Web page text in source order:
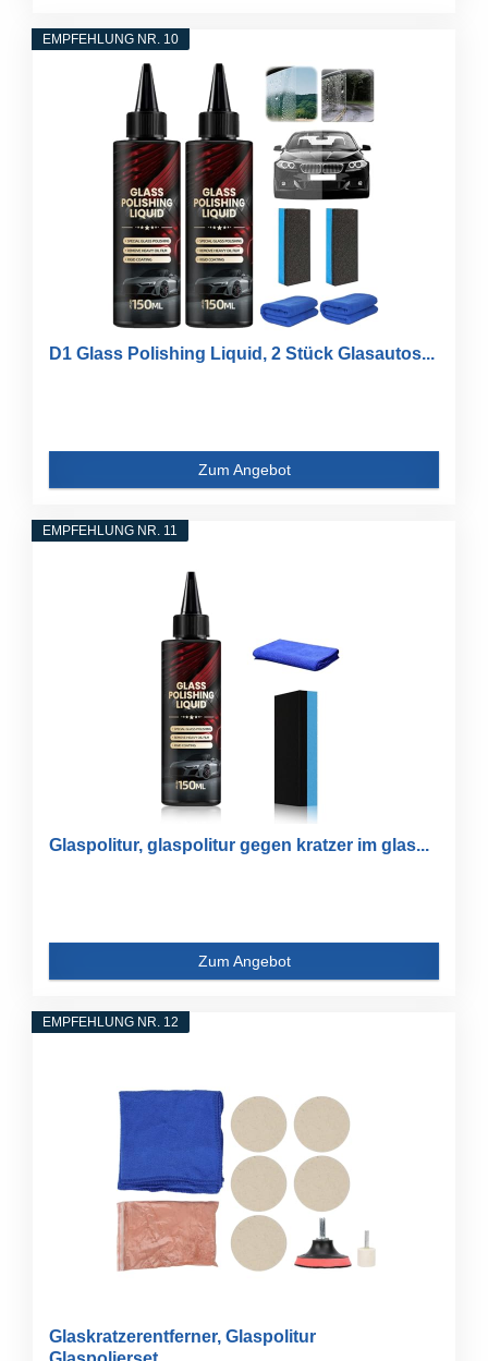
EMPFEHLUNG NR. 10
D1 Glass Polishing Liquid, 2 Stück Glasautos...
Zum Angebot
EMPFEHLUNG NR. 11
Glaspolitur, glaspolitur gegen kratzer im glas...
Zum Angebot
EMPFEHLUNG NR. 12
Glaskratzerentferner, Glaspolitur